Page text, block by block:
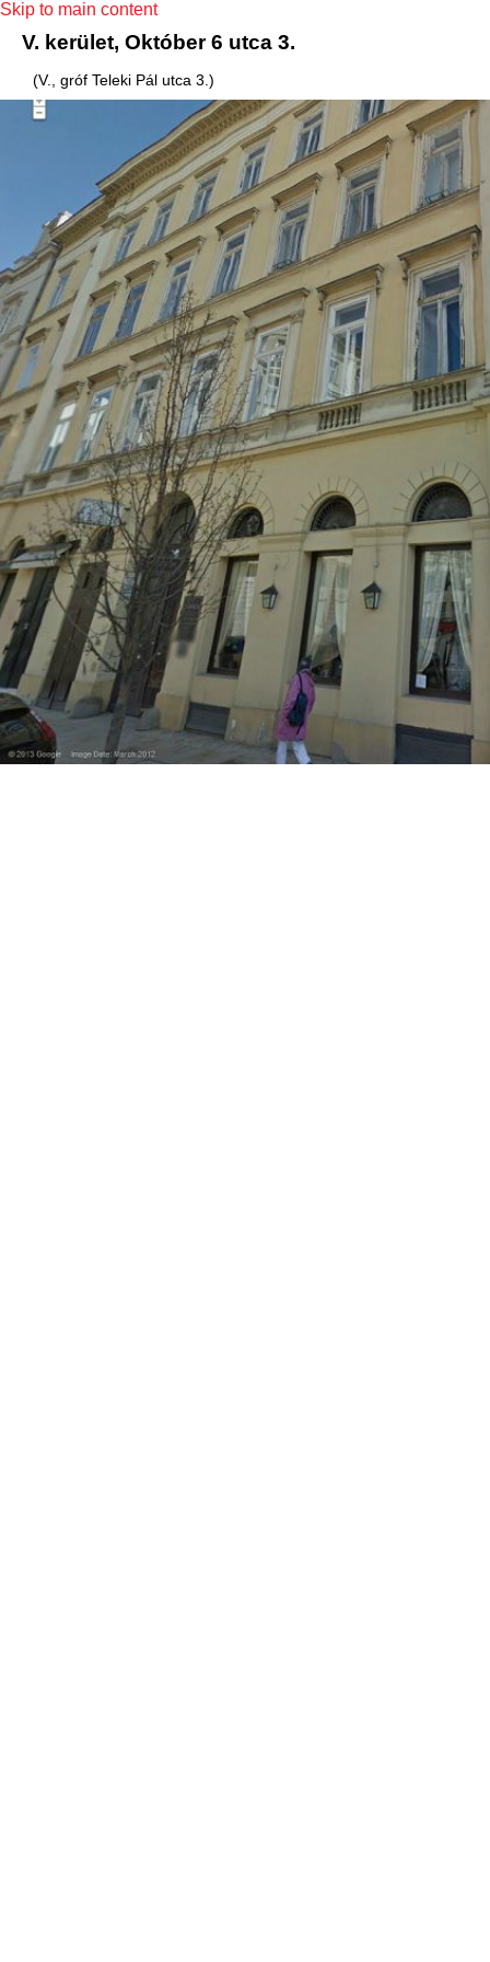
Skip to main content
V. kerület, Október 6 utca 3.
(V., gróf Teleki Pál utca 3.)